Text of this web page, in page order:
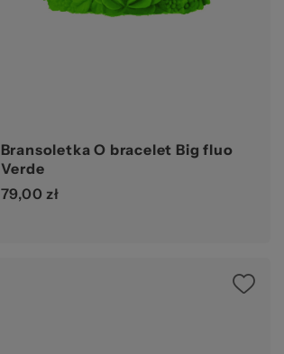
Bransoletka O bracelet Big fluo
Verde
79,00 zł